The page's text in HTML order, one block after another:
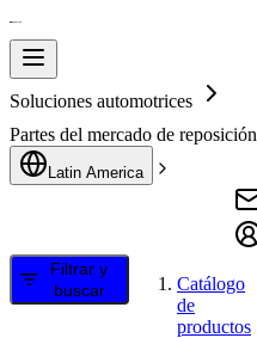
Soluciones automotrices
Partes del mercado de reposición
Latin America
Filtrar y
buscar
Catálogo
de
productos